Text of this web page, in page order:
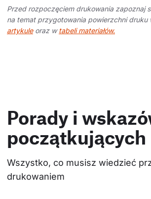
Przed rozpoczęciem drukowania zapoznaj
na temat przygotowania powierzchni druku
artykuleoraz wtabeli materiałów.
Porady i
początkujących
Wszystko, co musisz wiedzieć
drukowaniem